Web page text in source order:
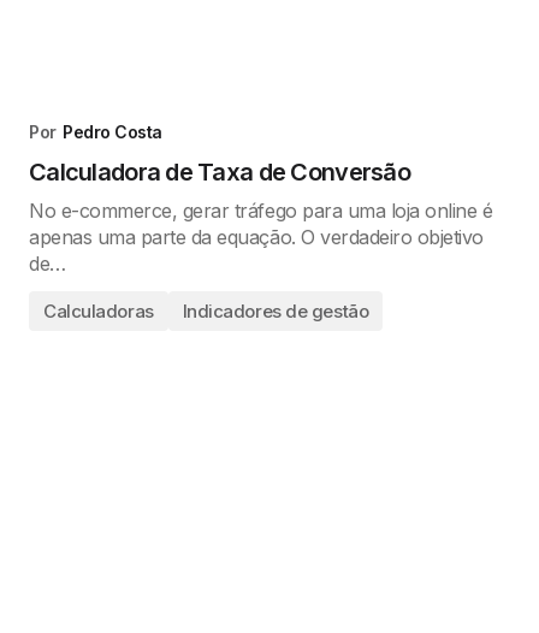
Por Pedro Costa
Calculadora de Taxa de Conversão
No e-commerce, gerar tráfego para uma loja online é
apenas uma parte da equação. O verdadeiro objetivo
de…
Calculadoras Indicadores de gestão